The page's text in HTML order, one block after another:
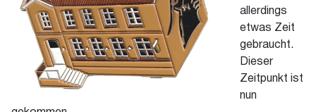
allerdings
etwas Zeit
gebraucht.
Dieser
Zeitpunkt ist
nun